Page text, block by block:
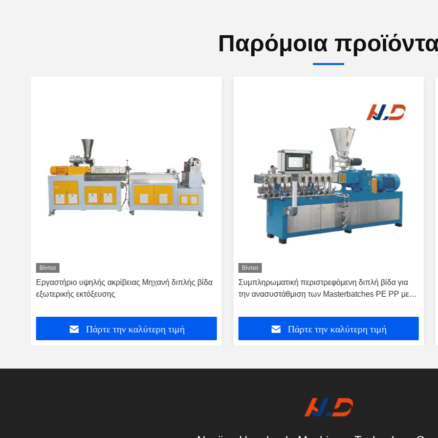
Παρόμοια
Βίντεο
Εργαστήριο υψηλής ακρίβειας Μηχανή διπλής βίδα
εξωτερικής εκτόξευσης
Πάρτε την καλύτερη τιμή
Βίντεο
Συμπληρωματική περιστρεφόμενη διπλή βίδα για
την ανασυστάθμιση των Masterbatches PE PP με
Πάρτε την καλύτερη τιμή